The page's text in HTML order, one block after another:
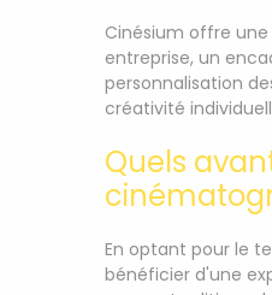
Cinésium offre
entreprise, un
personnalisation
créativité
Quels
En optant pour le
bénéficier d'une